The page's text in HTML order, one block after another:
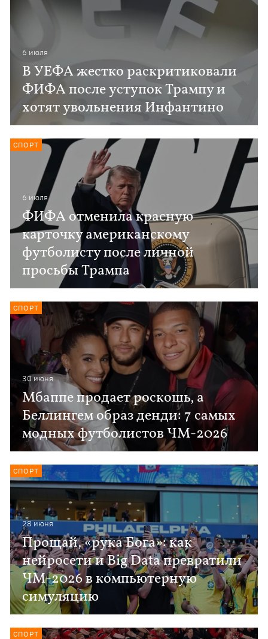
6 июля
В УЕФА жестко раскритиковали
ФИФА после уступок Трампу и
хотят увольнения Инфантино
6 июля
ФИФА отменила красную
карточку американскому
футболисту после личной
просьбы Трампа
СПОРТ
30 июня
Мбаппе продает роскошь, а
Беллингем образ денди: 7 самых
модных футболистов ЧМ-2026
СПОРТ
28 июня
Прощай, «рука Бога»: как
нейросети и Big Data превратили
ЧМ-2026 в компьютерную
симуляцию
СПОРТ
СПОРТ